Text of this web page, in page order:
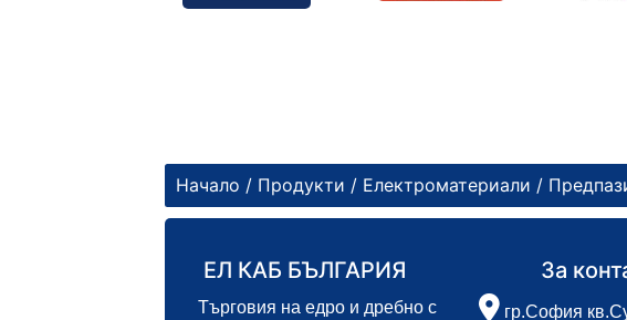
Начало / Продукти / Електроматериали /
ЕЛ КАБ БЪЛГАРИЯ
Търговия на едро и дребно с
За
гр.София